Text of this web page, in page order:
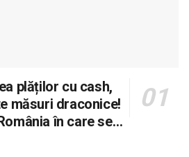
plăților cu cash,
măsuri draconice!
în care se
0 carne, 0